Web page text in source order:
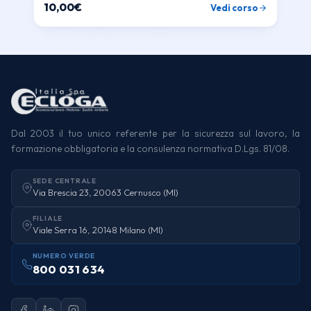
10,00€ Vedi corso
Dal 2003 il tuo unico referente per la sicurezza sul lavoro, la
formazione obbligatoria e la consulenza normativa D.Lgs. 81/08.
SEDE CENTRALE
Via Brescia 23, 20063 Cernusco (MI)
FILIALE
Viale Serra 16, 20148 Milano (MI)
NUMERO VERDE
800 031 634